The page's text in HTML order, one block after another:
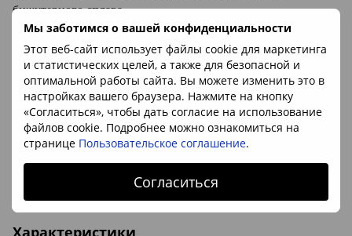
Мы заботимся о вашей конфиденциальности
Этот веб-сайт использует файлы cookie для маркетинга
и статистических целей, а также для безопасной и
оптимальной работы сайта. Вы можете изменить это в
настройках вашего браузера. Нажмите на кнопку
«Согласиться», чтобы дать согласие на использование
файлов cookie. Подробнее можно ознакомиться на
странице Пользовательское соглашение.
Согласиться
бижутерного сплава
Браслеты из камня носите с бусами или без них. Подчеркните стиль и не
забывайте о магических свойствах кристаллов
Минерал: сердолик
Размер камня:ок. 6*9мм
Длина нерастянутого браслета:18.5см
Происхождение камня:
Характеристики